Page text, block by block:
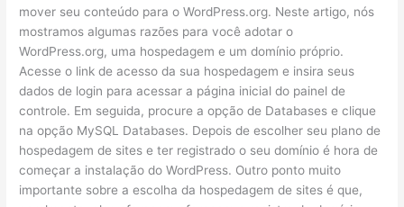
mover seu conteúdo para o WordPress.org. Neste artigo, nós
mostramos algumas razões para você adotar o
WordPress.org, uma hospedagem e um domínio próprio.
Acesse o link de acesso da sua hospedagem e insira seus
dados de login para acessar a página inicial do painel de
controle. Em seguida, procure a opção de Databases e clique
na opção MySQL Databases. Depois de escolher seu plano de
hospedagem de sites e ter registrado o seu domínio é hora de
começar a instalação do WordPress. Outro ponto muito
importante sobre a escolha da hospedagem de sites é que,